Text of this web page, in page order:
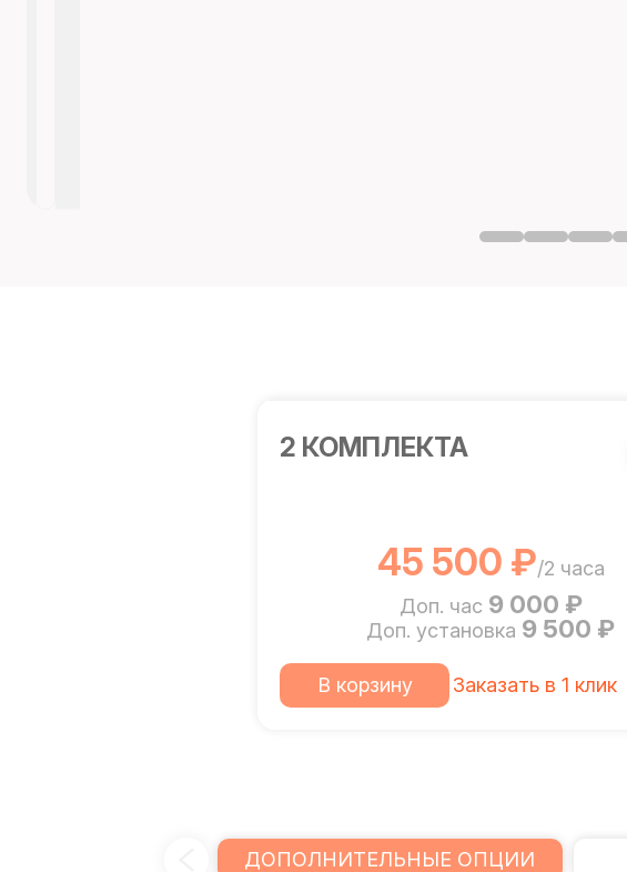
2 КОМПЛЕКТА
45 500 ₽/2 часа
Доп. час 9 000 ₽
Доп. установка 9 500 ₽
В корзину Заказать в 1 клик
ДОПОЛНИТЕЛЬНЫЕ ОПЦИИ